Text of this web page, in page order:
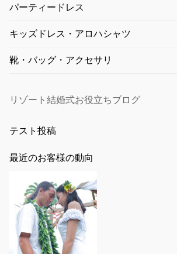
パーティードレス
キッズドレス・アロハシャツ
靴・バッグ・アクセサリ
リゾート結婚式お役立ちブログ
テスト投稿
最近のお客様の動向